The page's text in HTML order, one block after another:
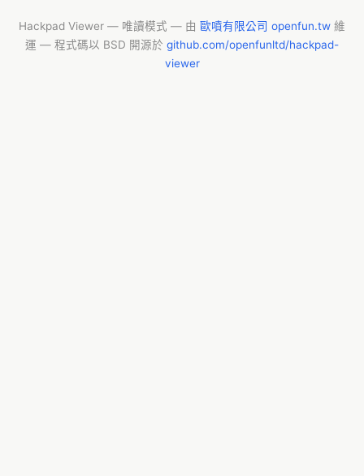
Hackpad Viewer — 唯讀模式 — 由 歐噴有限公司 openfun.tw 維
運 — 程式碼以 BSD 開源於 github.com/openfunltd/hackpad-
viewer